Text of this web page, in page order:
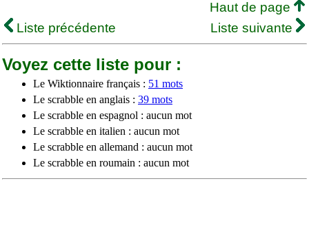
Haut de page
Liste précédente
Liste suivante
Voyez cette liste pour :
Le Wiktionnaire français : 51 mots
Le scrabble en anglais : 39 mots
Le scrabble en espagnol : aucun mot
Le scrabble en italien : aucun mot
Le scrabble en allemand : aucun mot
Le scrabble en roumain : aucun mot